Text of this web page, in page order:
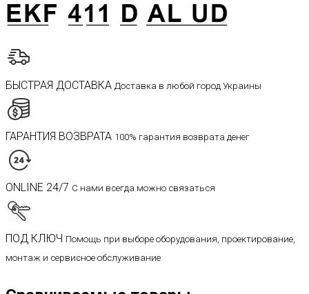
БЫСТРАЯ ДОСТАВКА Доставка в любой город Украины
ГАРАНТИЯ ВОЗВРАТА 100% гарантия возврата денег
ONLINE 24/7 С нами всегда можно связаться
ПОД КЛЮЧ Помощь при выборе оборудования, проектирование,
монтаж и сервисное обслуживание